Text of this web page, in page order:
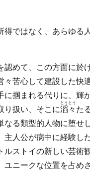
ではなく、あらゆる
めて、この方面に於
苦心して建設した快
に掴まれる代りに、
り扱い、そこに滔々
とうとう
た
る類型的人物に堕せ
人公が病中に経験し
ストイの新しい芸術
ニークな位置を占め